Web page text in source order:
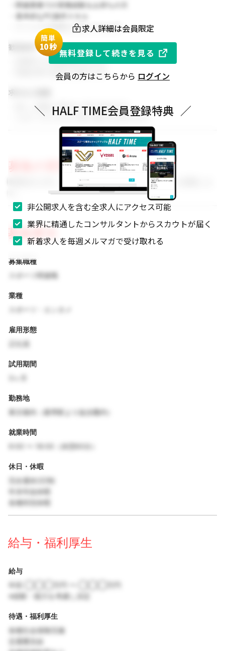
・関連業務での実務経験をお持ちの方
・基本的なPC操作スキル
・チームでの協働を大切にできる方
歓迎条件
・同業界での就業経験がある方
・関連分野の知見をお持ちの方
求める人物像
・新しい挑戦に前向きに取り組める方
・スポーツビジネスに強い関心をお持ちの方
募集の背景
事業拡大に伴い、組織体制を強化するためのメンバーを募集しま
募集要項
募集職種
スポーツ関連職
業種
雇用形態
試用期間
勤務地
東京都内（最寄駅より徒歩圏内）
就業時間
9:00 〜 18:00（休憩60分）
休日・休暇
完全週休2日制
年末年始休暇
各種特別休暇
給与・福利厚生
給与
※経験・能力を考慮し決定
待遇・福利厚生
各種社会保険完備
交通費支給
求人詳細は会員限定
簡単
10秒
無料登録して続きを見る
会員の方はこちらから ログイン
＼ HALF TIME会員登録特典 ／
非公開求人を含む全求人にアクセス可能
業界に精通したコンサルタントからスカウトが届く
新着求人を毎週メルマガで受け取れる